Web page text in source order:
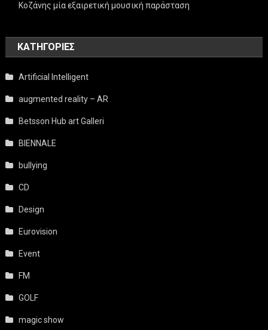
Κοζάνης μία εξαιρετική μουσική παράσταση
KΑΤΗΓΟΡΊΕΣ
Artificial Intelligent
augmented reality – AR
Betsson Hub art Galleri
BIENNALE
bullying
CD
Design
Eurovision
Event
FM
GOLF
magic show